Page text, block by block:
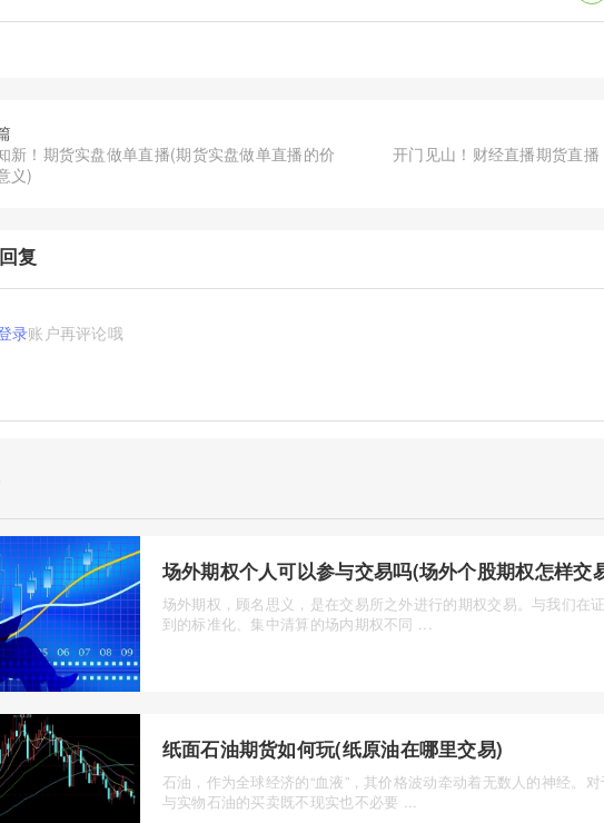
新！期货实盘做单直播(期货实盘做单直播的价
义)
开门见山！财经直播期货直
复
录账户再评论哦
场外期权个人可以参与交易吗(场外个股期权怎样交
场外期权，顾名思义，是在交易所之外进行的期权交易。与我们在
到的标准化、集中清算的场内期权不同 ...
纸面石油期货如何玩(纸原油在哪里交易)
石油，作为全球经济的“血液”，其价格波动牵动着无数人的神经。
与实物石油的买卖既不现实也不必要 ...